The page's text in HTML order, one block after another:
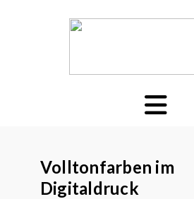
Volltonfarben im
Digitaldruck